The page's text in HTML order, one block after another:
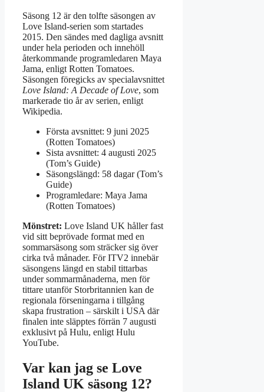
Säsong 12 är den tolfte säsongen av
Love Island-serien som startades
2015. Den sändes med dagliga avsnitt
under hela perioden och innehöll
återkommande programledaren Maya
Jama, enligt Rotten Tomatoes.
Säsongen föregicks av specialavsnittet
Love Island: A Decade of Love, som
markerade tio år av serien, enligt
Wikipedia.
Första avsnittet: 9 juni 2025
(Rotten Tomatoes)
Sista avsnittet: 4 augusti 2025
(Tom’s Guide)
Säsongslängd: 58 dagar (Tom’s
Guide)
Programledare: Maya Jama
(Rotten Tomatoes)
Mönstret: Love Island UK håller fast
vid sitt beprövade format med en
sommarsäsong som sträcker sig över
cirka två månader. För ITV2 innebär
säsongens längd en stabil tittarbas
under sommarmånaderna, men för
tittare utanför Storbritannien kan de
regionala förseningarna i tillgång
skapa frustration – särskilt i USA där
finalen inte släpptes förrän 7 augusti
exklusivt på Hulu, enligt Hulu
YouTube.
Var kan jag se Love
Island UK säsong 12?